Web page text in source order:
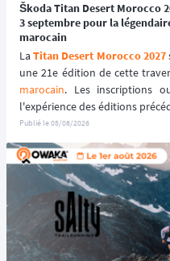
Škoda Titan Desert Morocco
3 septembre pour la
marocain
La Titan Desert Morocco 2027
une 21e édition de cette
marocain. Les inscriptions
l'expérience des éditions
le tarif early bird, réservé aux
quelques heures les années
Publié le05/08/2026